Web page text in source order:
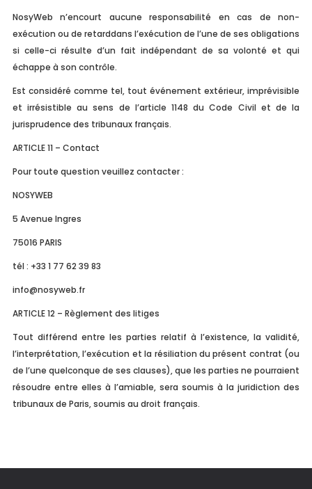
NosyWeb n’encourt aucune responsabilité en cas de non-
exécution ou de retarddans l’exécution de l’une de ses obligations
si celle-ci résulte d’un fait indépendant de sa volonté et qui
échappe à son contrôle.
Est considéré comme tel, tout événement extérieur, imprévisible
et irrésistible au sens de l’article 1148 du Code Civil et de la
jurisprudence des tribunaux français.
ARTICLE 11 – Contact
Pour toute question veuillez contacter :
NOSYWEB
5 Avenue Ingres
75016 PARIS
tél : +33 1 77 62 39 83
info@nosyweb.fr
ARTICLE 12 – Règlement des litiges
Tout différend entre les parties relatif à l’existence, la validité,
l’interprétation, l’exécution et la résiliation du présent contrat (ou
de l’une quelconque de ses clauses), que les parties ne pourraient
résoudre entre elles à l’amiable, sera soumis à la juridiction des
tribunaux de Paris, soumis au droit français.